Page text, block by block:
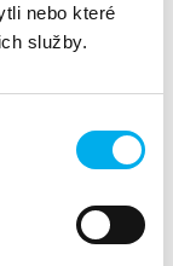
nebo které
služby.